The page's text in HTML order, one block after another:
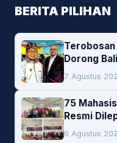
BERITA PILIHAN
Dorong
7 Agustus
75
Resmi
Empat
6 Agustus